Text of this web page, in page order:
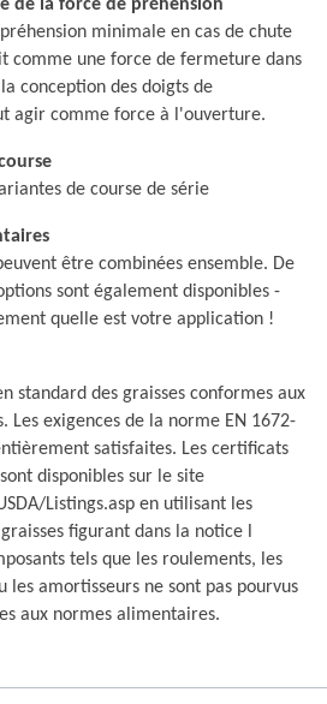
de la force de préhension
minimale en cas de chute
comme une force de fermeture dans
conception des doigts de
agir comme force à l'ouverture.
de course de série
être combinées ensemble. De
sont également disponibles -
quelle est votre application !
standard des graisses conformes aux
Les exigences de la norme EN 1672-
satisfaites. Les certificats
disponibles sur le site
Listings.asp en utilisant les
figurant dans la notice l
tels que les roulements, les
les amortisseurs ne sont pas pourvus
aux normes alimentaires.